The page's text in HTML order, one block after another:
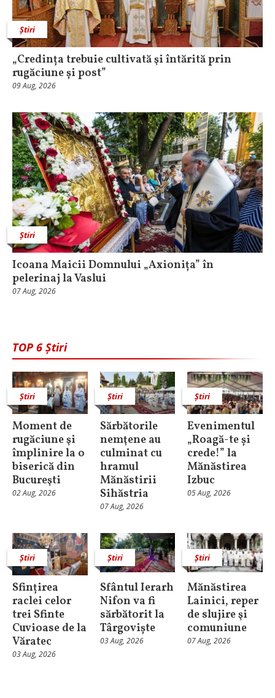
Știri
„Credința trebuie cultivată şi întărită prin
rugăciune și post”
09 Aug, 2026
Știri
Icoana Maicii Domnului „Axionița” în
pelerinaj la Vaslui
07 Aug, 2026
TOP 6 Știri
Știri
Moment de
rugăciune şi
împlinire la o
biserică din
Bucureşti
02 Aug, 2026
Știri
Sărbătorile
nemţene au
culminat cu
hramul
Mănăstirii
Sihăstria
07 Aug, 2026
Știri
Evenimentul
„Roagă-te și
crede!” la
Mănăstirea
Izbuc
05 Aug, 2026
Știri
Sfințirea
raclei celor
trei Sfinte
Cuvioase de la
Văratec
03 Aug, 2026
Știri
Sfântul Ierarh
Nifon va fi
sărbătorit la
Târgoviște
03 Aug, 2026
Știri
Mănăstirea
Lainici, reper
de slujire şi
comuniune
07 Aug, 2026